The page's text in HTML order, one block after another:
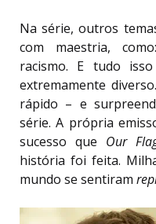
Na série, outros
com maestria,
racismo. E tudo
extremamente
rápido – e
série. A própria
sucesso que Our
história foi feita.
mundo se sentiram